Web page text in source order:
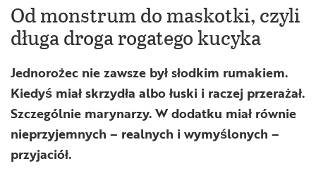
Od monstrum do maskotki, czyli
długa droga rogatego kucyka
Jednorożec nie zawsze był słodkim rumakiem.
Kiedyś miał skrzydła albo łuski i raczej przerażał.
Szczególnie marynarzy. W dodatku miał równie
nieprzyjemnych – realnych i wymyślonych –
przyjaciół.